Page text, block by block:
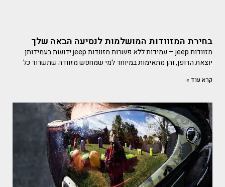
בחירת המזוודות המושלמות לנסיעה הבאה שלך
מזוודות jeep – עמידות ללא פשרות מזוודות jeep ידועות בעמידותן
יוצאת הדופן, והן מתאימות במיוחד למי שמחפש מזוודה שתשרוד כל
קרא עוד »